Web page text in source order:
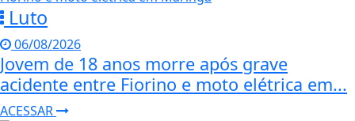
Luto
06/08/2026
Jovem de 18 anos morre após grave
acidente entre Fiorino e moto elétrica em...
ACESSAR